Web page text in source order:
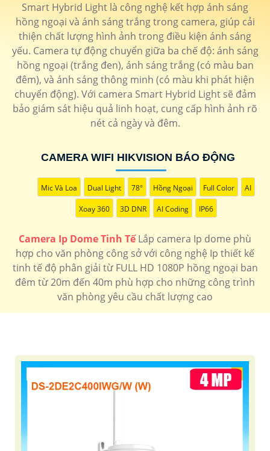
Smart Hybrid Light là công nghệ kết hợp ánh sáng
hồng ngoại và ánh sáng trắng trong camera, giúp cải
thiện chất lượng hình ảnh trong điều kiện ánh sáng
yếu. Camera tự động chuyển giữa ba chế độ: ánh sáng
hồng ngoại (trắng đen), ánh sáng trắng (có màu ban
đêm), và ánh sáng thông minh (có màu khi phát hiện
chuyển động). Với camera Smart Hybrid Light sẽ đảm
bảo giám sát hiệu quả linh hoạt, cung cấp hình ảnh rõ
nét cả ngày và đêm.
CAMERA WIFI HIKVISION BÁO ĐỘNG
Mic Và Loa Dual Light 78° Hồng Ngoại Full Color AI
Xoay 360 3D DNR AI Coding IP66
Camera Ip Dome Tinh TếLắp camera Ip dome phù
hợp cho văn phòng công sở với công nghệ Ip thiết kế
tinh tế độ phân giải từ FULL HD 1080P hồng ngoại ban
đêm từ 20m đến 40m phù hợp cho những công trình
văn phòng yêu cầu chất lượng cao